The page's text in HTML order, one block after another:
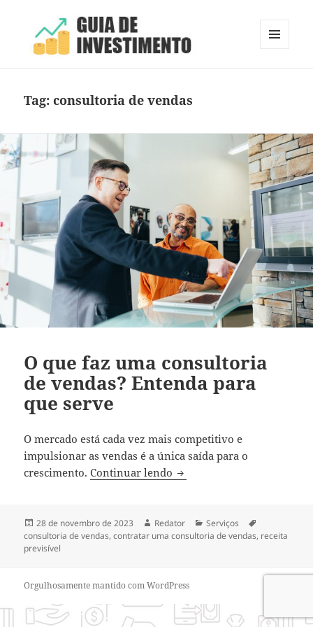
Tag:consultoria de vendas
O que faz uma consultoria
de vendas? Entenda para
que serve
O mercado está cada vez mais competitivo e
impulsionar as vendas é a única saída para o
crescimento.Continuar lendo O que faz uma consultoria
Publicado
em
28 de novembro de 2023 Autor
Redator Categorias
Serviços
consultoria de vendas,contratar uma consultoria de vendas, receita
previsível
Orgulhosamente mantido com WordPress